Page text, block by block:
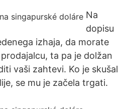
Na
dopisu
izhaja, da morate
ta pa je dolžan
vaši zahtevi. Ko je skušal
se mu je začela trgati.